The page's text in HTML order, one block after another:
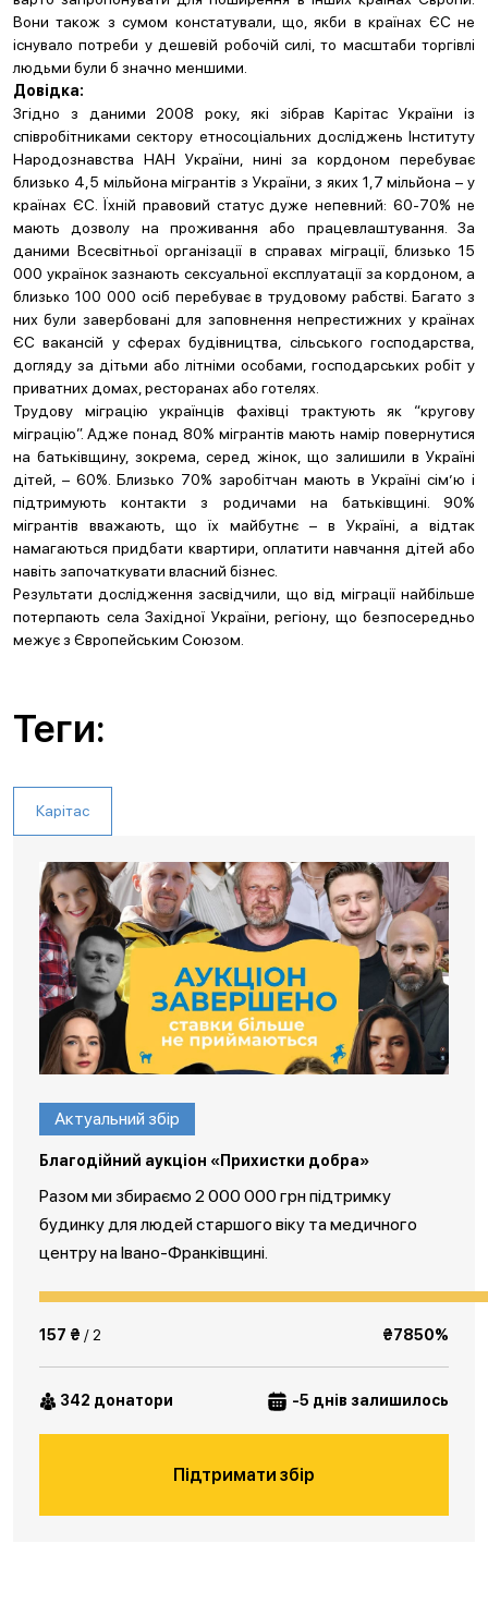
Вони також з сумом констатували, що, якби в країнах ЄС не
існувало потреби у дешевій робочій силі, то масштаби торгівлі
людьми були б значно меншими.
Довідка:
Згідно з даними 2008 року, які зібрав Карітас України із
співробітниками сектору етносоціальних досліджень Інституту
Народознавства НАН України, нині за кордоном перебуває
близько 4,5 мільйона мігрантів з України, з яких 1,7 мільйона – у
країнах ЄС. Їхній правовий статус дуже непевний: 60-70% не
мають дозволу на проживання або працевлаштування. За
даними Всесвітньої організації в справах міграції, близько 15
000 українок зазнають сексуальної експлуатації за кордоном, а
близько 100 000 осіб перебуває в трудовому рабстві. Багато з
них були завербовані для заповнення непрестижних у країнах
ЄС вакансій у сферах будівництва, сільського господарства,
догляду за дітьми або літніми особами, господарських робіт у
приватних домах, ресторанах або готелях.
Трудову міграцію українців фахівці трактують як “кругову
міграцію”. Адже понад 80% мігрантів мають намір повернутися
на батьківщину, зокрема, серед жінок, що залишили в Україні
дітей, – 60%. Близько 70% заробітчан мають в Україні сім’ю і
підтримують контакти з родичами на батьківщині. 90%
мігрантів вважають, що їх майбутнє – в Україні, а відтак
намагаються придбати квартири, оплатити навчання дітей або
навіть започаткувати власний бізнес.
Результати дослідження засвідчили, що від міграції найбільше
потерпають села Західної України, регіону, що безпосередньо
межує з Європейським Союзом.
Теги:
Карітас
Актуальний збір
Благодійний аукціон «Прихистки добра»
Разом ми збираємо 2 000 000 грн підтримку
будинку для людей старшого віку та медичного
центру на Івано-Франківщині.
157 ₴ / 2 ₴7850%
342 донатори -5 днів залишилось
Підтримати збір